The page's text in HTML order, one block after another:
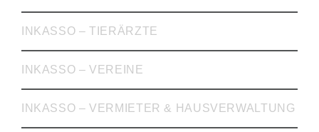
INKASSO – TIERÄRZTE
INKASSO – VEREINE
INKASSO – VERMIETER & HAUSVERWALTUNG